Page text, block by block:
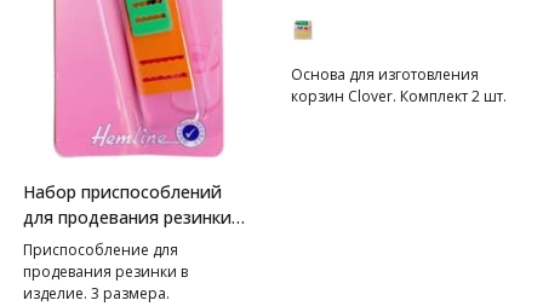
Набор приспособлений
для продевания резинки
Hemline
Приспособление для
продевания резинки в
изделие. 3 размера.
Основа для изготовления
корзин Clover. Комплект 2 шт.